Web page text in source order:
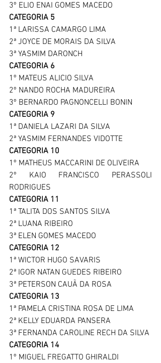
3º ELIO ENAI GOMES MACEDO
CATEGORIA 5
1ª LARISSA CAMARGO LIMA
2ª JOYCE DE MORAIS DA SILVA
3ª YASMIM DARONCH
CATEGORIA 6
1º MATEUS ALICIO SILVA
2º NANDO ROCHA MADUREIRA
3º BERNARDO PAGNONCELLI BONIN
CATEGORIA 9
1ª DANIELA LAZARI DA SILVA
2ª YASMIM FERNANDES VIDOTTE
CATEGORIA 10
1º MATHEUS MACCARINI DE OLIVEIRA
2º KAIO FRANCISCO PERASSOLI
RODRIGUES
CATEGORIA 11
1ª TALITA DOS SANTOS SILVA
2ª LUANA RIBEIRO
3ª ELEN GOMES MACEDO
CATEGORIA 12
1ª WICTOR HUGO SAVARIS
2ª IGOR NATAN GUEDES RIBEIRO
3ª PETERSON CAUÃ DA ROSA
CATEGORIA 13
1ª PAMELA CRISTINA ROSA DE LIMA
2ª KELLY EDUARDA PANSERA
3ª FERNANDA CAROLINE RECH DA SILVA
CATEGORIA 14
1º MIGUEL FREGATTO GHIRALDI